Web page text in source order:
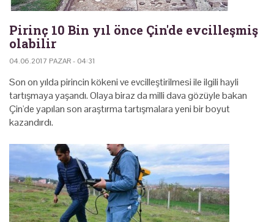
Pirinç 10 Bin yıl önce Çin'de evcilleşmiş
olabilir
04.06.2017 PAZAR - 04:31
Son on yılda pirincin kökeni ve evcilleştirilmesi ile ilgili hayli
tartışmaya yaşandı. Olaya biraz da milli dava gözüyle bakan
Çin'de yapılan son araştırma tartışmalara yeni bir boyut
kazandırdı.